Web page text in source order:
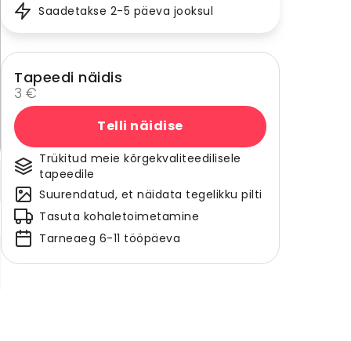
Saadetakse 2-5 päeva jooksul
Tapeedi näidis
3 €
Telli näidise
Trükitud meie kõrgekvaliteedilisele
tapeedile
Suurendatud, et näidata tegelikku pilti
Tasuta kohaletoimetamine
Tarneaeg 6-11 tööpäeva